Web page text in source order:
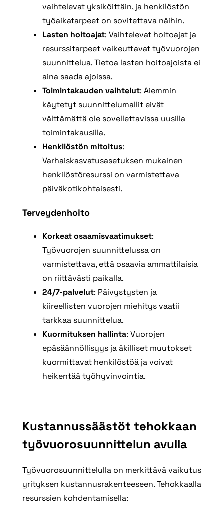
vaihtelevat yksiköittäin, ja henkilöstön
työaikatarpeet on sovitettava näihin.
Lasten hoitoajat: Vaihtelevat hoitoajat ja
resurssitarpeet vaikeuttavat työvuorojen
suunnittelua. Tietoa lasten hoitoajoista ei
aina saada ajoissa.
Toimintakauden vaihtelut: Aiemmin
käytetyt suunnittelumallit eivät
välttämättä ole sovellettavissa uusilla
toimintakausilla.
Henkilöstön mitoitus:
Varhaiskasvatusasetuksen mukainen
henkilöstöresurssi on varmistettava
päiväkotikohtaisesti.
Terveydenhoito
Korkeat osaamisvaatimukset:
Työvuorojen suunnittelussa on
varmistettava, että osaavia ammattilaisia
on riittävästi paikalla.
24/7-palvelut: Päivystysten ja
kiireellisten vuorojen miehitys vaatii
tarkkaa suunnittelua.
Kuormituksen hallinta: Vuorojen
epäsäännöllisyys ja äkilliset muutokset
kuormittavat henkilöstöä ja voivat
heikentää työhyvinvointia.
Kustannussäästöt tehokkaan
työvuorosuunnittelun avulla
Työvuorosuunnittelulla on merkittävä vaikutus
yrityksen kustannusrakenteeseen. Tehokkaalla
resurssien kohdentamisella: